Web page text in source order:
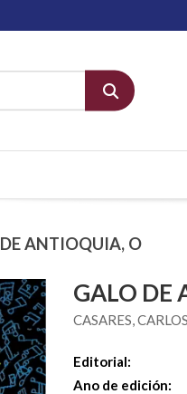
ANTIOQUIA, O
GALO DE
CASARES, CARLOS
Editorial:
Ano de edición: